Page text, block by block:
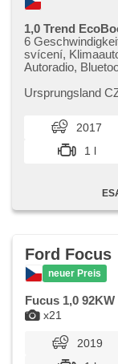
1,0 Trend
6
svícení,
Autoradio,
Leuchten,
Handgetriebe,
Lenkrad
'EURO VI',
Ursprungsland
2017
1 l
x21
Ford Focus
neuer Preis
Fucus 1,0 92KW
2019